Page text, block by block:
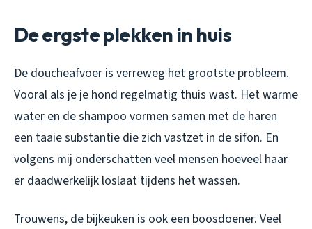
De ergste plekken in huis
De doucheafvoer is verreweg het grootste probleem.
Vooral als je je hond regelmatig thuis wast. Het warme
water en de shampoo vormen samen met de haren
een taaie substantie die zich vastzet in de sifon. En
volgens mij onderschatten veel mensen hoeveel haar
er daadwerkelijk loslaat tijdens het wassen.
Trouwens, de bijkeuken is ook een boosdoener. Veel